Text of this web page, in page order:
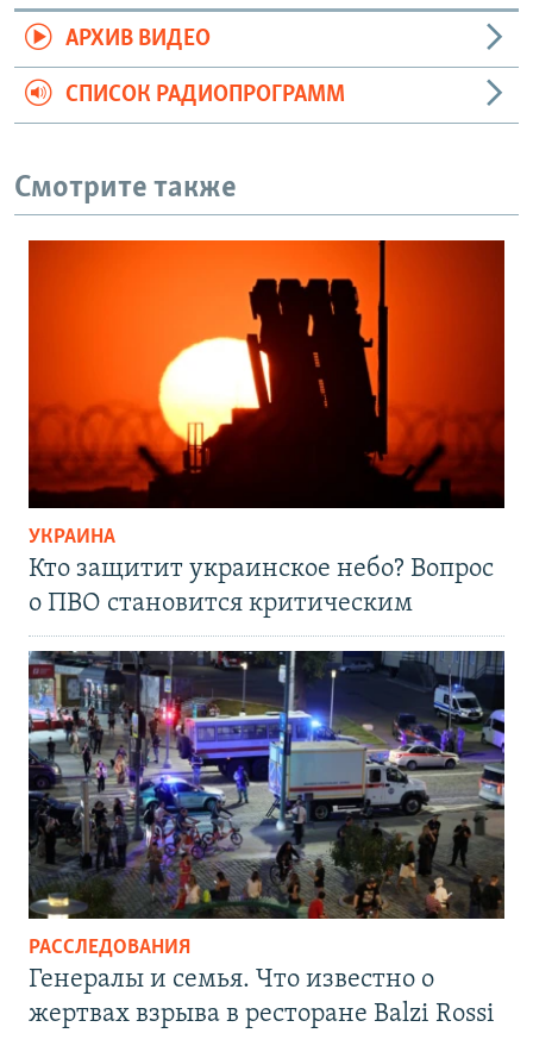
АРХИВ ВИДЕО
СПИСОК РАДИОПРОГРАММ
Смотрите также
УКРАИНА
Кто защитит украинское небо? Вопрос
о ПВО становится критическим
РАССЛЕДОВАНИЯ
Генералы и семья. Что известно о
жертвах взрыва в ресторане Balzi Rossi